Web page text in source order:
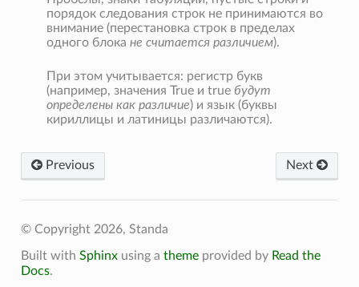
порядок следования строк не принимаются во
внимание (перестановка строк в пределах
одного блока не считается различием).
При этом учитывается: регистр букв
(например, значения True и true будут
определены как различие) и язык (буквы
кириллицы и латиницы различаются).
Next
Previous
© Copyright 2026, Standa
Built with Sphinxusing a themeprovided by Read the
Docs.